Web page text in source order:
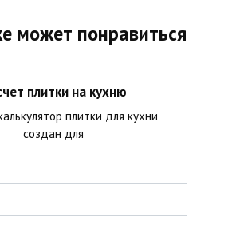
может понравиться
плитки на кухню
плитки для кухни
создан для